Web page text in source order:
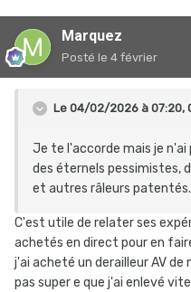
Marquez
Posté le 4 février
Le 04/02/2026 à 07:20,
Je te l'accorde mais je n'ai
des éternels pessimistes,
et autres râleurs patentés.
C'est utile de relater ses
achetés en direct pour en
j'ai acheté un derailleur AV
pas super e que j'ai enlevé